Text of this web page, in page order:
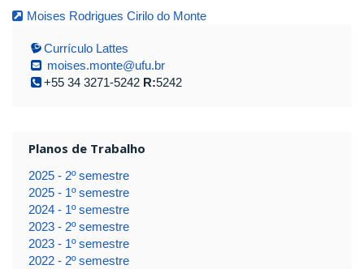
Moises Rodrigues Cirilo do Monte
Currículo Lattes
moises.monte@ufu.br
+55 34 3271-5242 R:5242
Planos de Trabalho
2025 - 2º semestre
2025 - 1º semestre
2024 - 1º semestre
2023 - 2º semestre
2023 - 1º semestre
2022 - 2º semestre